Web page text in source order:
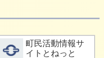
詳細をみる
町民活動情報サ
イトとねっと